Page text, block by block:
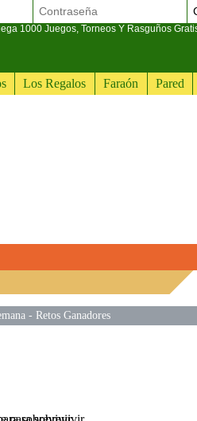
Los Regalos Faraón Pared
1000 Juegos, Torneos Y Rasguños
- Retos Ganadores